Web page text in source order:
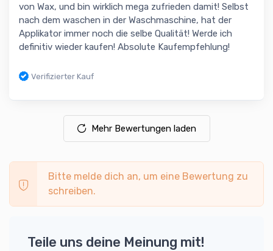
von Wax, und bin wirklich mega zufrieden damit! Selbst
nach dem waschen in der Waschmaschine, hat der
Applikator immer noch die selbe Qualität! Werde ich
definitiv wieder kaufen! Absolute Kaufempfehlung!
Verifizierter Kauf
Mehr Bewertungen laden
Bitte melde dich an, um eine Bewertung zu
schreiben.
Teile uns deine Meinung mit!